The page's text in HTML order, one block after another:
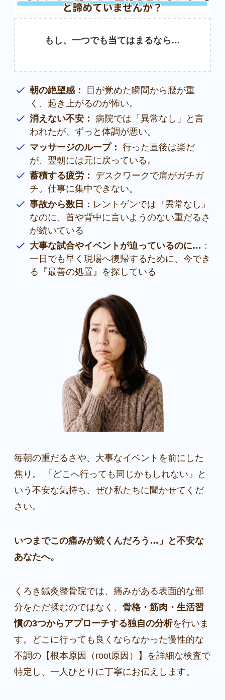
もし、一つでも当てはまるなら…
朝の絶望感：
目が覚めた瞬間から腰が重
く、起き上がるのが怖い。
消えない不安： 病院では「異常なし」と言
われたが、ずっと体調が悪い。
マッサージのループ： 行った直後は楽だ
が、翌朝には元に戻っている。
蓄積する疲労：
デスクワークで肩がガチガ
チ。仕事に集中できない。
事故から数日 ：レントゲンでは『異常なし』
なのに、首や背中に言いようのない重だるさ
が続いている
大事な試合やイベントが迫っているのに… ：
一日でも早く現場へ復帰するために、今でき
る『最善の処置』を探している
毎朝の重だるさや、大事なイベントを前にした
焦り。 「どこへ行っても同じかもしれない」と
いう不安な気持ち、ぜひ私たちに聞かせてくだ
さい。
いつまでこの痛みが続くんだろう…」と不安な
あなたへ。
くろき鍼灸整骨院では、痛みがある表面的な部
分をただ揉むのではなく、 骨格・筋肉・生活習
慣の3つからアプローチする独自の分析を行いま
す。どこに行っても良くならなかった慢性的な
不調の【根本原因（root原因）】を詳細な検査で
特定し、一人ひとりに丁寧にお伝えします。